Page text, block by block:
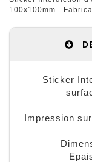
100x100mm -
Sticker
Impression